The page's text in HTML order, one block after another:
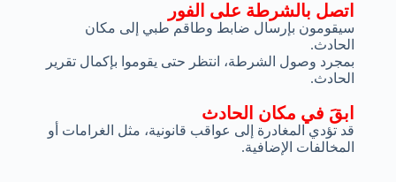
ابقَ في مكان الحادث
قد تؤدي المغادرة إلى عواقب قانونية، مثل الغرامات أو
المخالفات الإضافية.
اتصل بالشرطة على الفور
سيقومون بإرسال ضابط وطاقم طبي إلى مكان
الحادث.
بمجرد وصول الشرطة، انتظر حتى يقوموا بإكمال تقرير
الحادث.